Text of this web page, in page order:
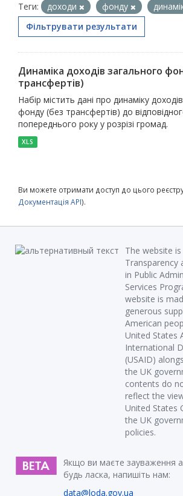
Теги: доходи фонду
Фільтрувати результати
Динаміка доходів загального
трансфертів)
Набір містить дані про динаміку
фонду (без трансфертів) до
попереднього року у розрізі громад.
XLS
Ви можете отримати доступ до цього
Документація API).
The website
Transparency
in Public
Services
website is
generous
American
United States
International
(USAID)
the UK
contents do
reflect the
United States
the UK
policies.
Якщо ви маєте зауваження
будь ласка, напишіть нам:
data@loda.gov.ua